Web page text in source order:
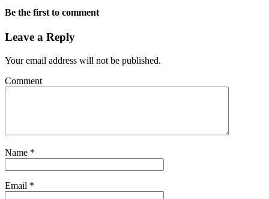
Be the first to comment
Leave a Reply
Your email address will not be published.
Comment
Name *
Email *